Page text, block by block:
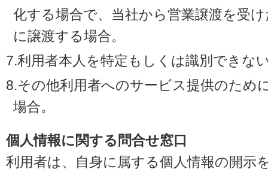
化する場合で、当社から営業譲渡を受
に譲渡する場合。
7.利用者本人を特定もしくは識別できな
8.その他利用者へのサービス提供のため
場合。
個人情報に関する問合せ窓口
利用者は、自身に属する個人情報の開示